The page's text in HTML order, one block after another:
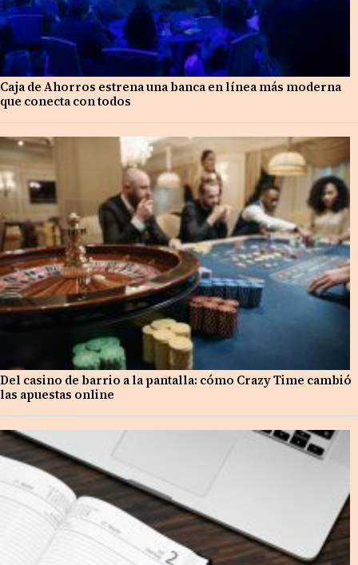
Caja de Ahorros estrena una banca en línea más moderna
que conecta con todos
Del casino de barrio a la pantalla: cómo Crazy Time cambió
las apuestas online